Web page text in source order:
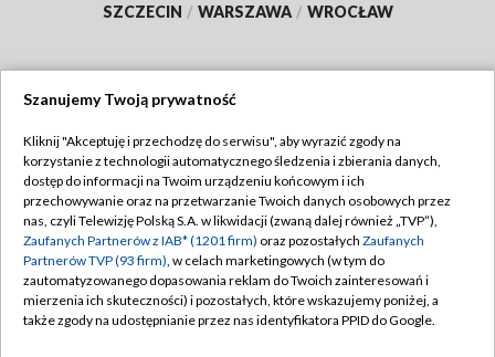
SZCZECIN / WARSZAWA / WROCŁAW
TVP
Abonament TVP
Emisja w TVP
Centrum informacji TVP
Naziemna Telewizja Cyfrowa
Regulamin TVP
Polityka prywatności
Moje zgody
Pomoc
Szanujemy Twoją prywatność
Kliknij "Akceptuję i przechodzę do serwisu", aby wyrazić zgody na
korzystanie z technologii automatycznego śledzenia i zbierania danych,
dostęp do informacji na Twoim urządzeniu końcowym i ich
przechowywanie oraz na przetwarzanie Twoich danych osobowych przez
nas, czyli Telewizję Polską S.A. w likwidacji (zwaną dalej również „TVP”),
Zaufanych Partnerów z IAB* (1201 firm) oraz pozostałych Zaufanych
Partnerów TVP (93 firm), w celach marketingowych (w tym do
zautomatyzowanego dopasowania reklam do Twoich zainteresowań i
mierzenia ich skuteczności) i pozostałych, które wskazujemy poniżej, a
także zgody na udostępnianie przez nas identyfikatora PPID do Google.